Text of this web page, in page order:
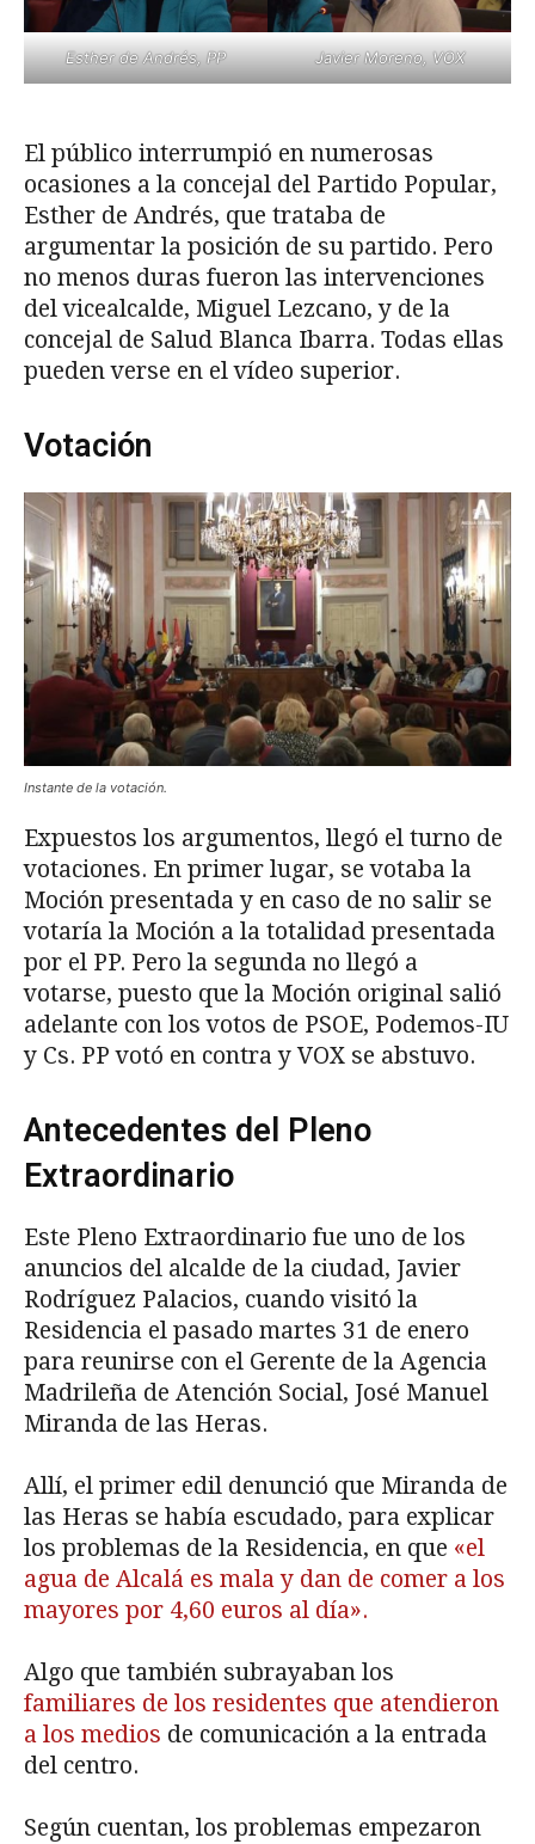
Esther de Andrés, PP Javier Moreno, VOX
El público interrumpió en numerosas
ocasiones a la concejal del Partido Popular,
Esther de Andrés, que trataba de
argumentar la posición de su partido. Pero
no menos duras fueron las intervenciones
del vicealcalde, Miguel Lezcano, y de la
concejal de Salud Blanca Ibarra. Todas ellas
pueden verse en el vídeo superior.
Votación
Instante de la votación.
Expuestos los argumentos, llegó el turno de
votaciones. En primer lugar, se votaba la
Moción presentada y en caso de no salir se
votaría la Moción a la totalidad presentada
por el PP. Pero la segunda no llegó a
votarse, puesto que la Moción original salió
adelante con los votos de PSOE, Podemos-IU
y Cs. PP votó en contra y VOX se abstuvo.
Antecedentes del Pleno
Extraordinario
Este Pleno Extraordinario fue uno de los
anuncios del alcalde de la ciudad, Javier
Rodríguez Palacios, cuando visitó la
Residencia el pasado martes 31 de enero
para reunirse con el Gerente de la Agencia
Madrileña de Atención Social, José Manuel
Miranda de las Heras.
Allí, el primer edil denunció que Miranda de
las Heras se había escudado, para explicar
los problemas de la Residencia, en que «el
agua de Alcalá es mala y dan de comer a los
mayores por 4,60 euros al día».
Algo que también subrayaban los
familiares de los residentes que atendieron
a los medios de comunicación a la entrada
del centro.
Según cuentan, los problemas empezaron